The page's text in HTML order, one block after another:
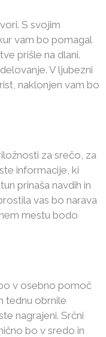
S svojim
vam bo pomagal
prišle na dlani.
V ljubezni
naklonjen vam bo
za srečo, za
informacije, ki
prinaša navdih in
vas bo narava
mestu bodo
v osebno pomoč
tednu obrnile
nagrajeni. Srčni
bo v sredo in